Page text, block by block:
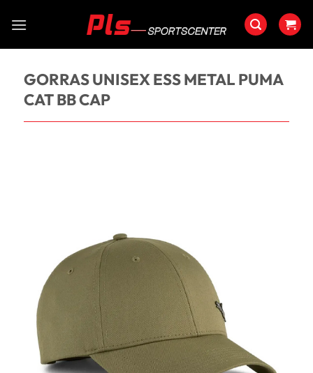
GORRAS UNISEX ESS METAL PUMA
CAT BB CAP